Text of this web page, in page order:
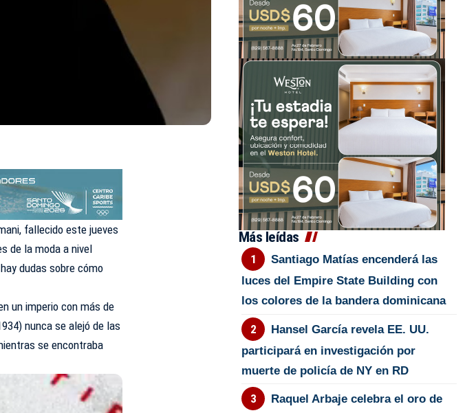
fallecido este jueves
de la moda a nivel
dudas sobre cómo
un imperio con más de
nunca se alejó de las
se encontraba
Más leídas
Santiago Matías encenderá las
luces del Empire State Building con
los colores de la bandera dominicana
Hansel García revela EE. UU.
participará en investigación por
muerte de policía de NY en RD
Raquel Arbaje celebra el oro de